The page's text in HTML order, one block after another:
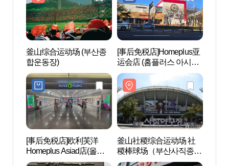
釜山综合运动场 (부산종
합운동장)
[事后免税店]Homeplus亚
运会店 (홈플러스 아시아
드점)
[事后免税店]欧利芙洋
Homeplus Asiad店(올리
브영 홈플러스아시아드
釜山社稷综合运动场 社
稷棒球场（부산사직종합
운동장 사직야구장）